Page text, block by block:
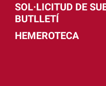
SOL·LICITUD DE
BUTLLETÍ
HEMEROTECA